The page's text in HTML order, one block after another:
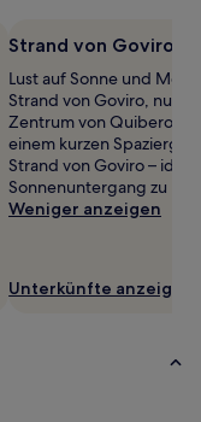
Strand von Goviro
Lust auf Sonne und
Strand von Goviro, nur
Zentrum von Quiberon
einem kurzen
Strand von Goviro –
Sonnenuntergang zu
Weniger anzeigen
Unterkünfte anzeigen